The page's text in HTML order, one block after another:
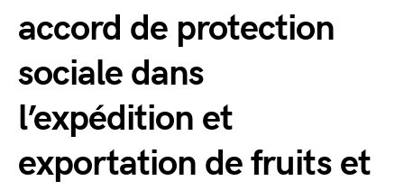
accord de protection
sociale dans
l’expédition et
exportation de fruits et